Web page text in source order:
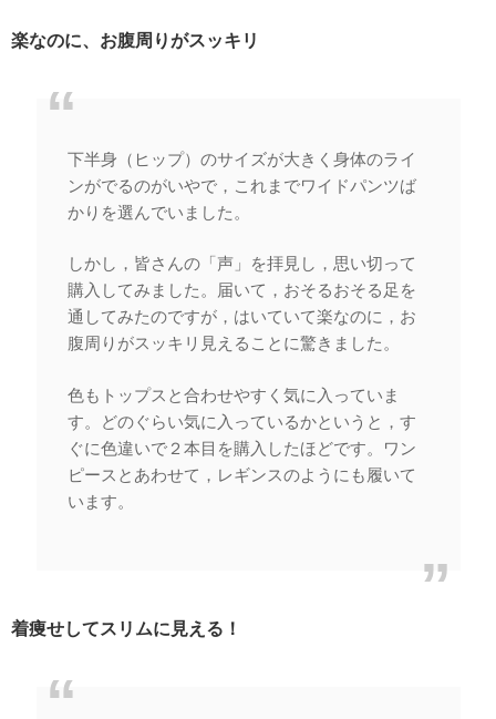
楽なのに、お腹周りがスッキリ
下半身（ヒップ）のサイズが大きく身体のライ
ンがでるのがいやで，これまでワイドパンツば
かりを選んでいました。
しかし，皆さんの「声」を拝見し，思い切って
購入してみました。届いて，おそるおそる足を
通してみたのですが，はいていて楽なのに，お
腹周りがスッキリ見えることに驚きました。
色もトップスと合わせやすく気に入っていま
す。どのぐらい気に入っているかというと，す
ぐに色違いで２本目を購入したほどです。ワン
ピースとあわせて，レギンスのようにも履いて
います。
着痩せしてスリムに見える！